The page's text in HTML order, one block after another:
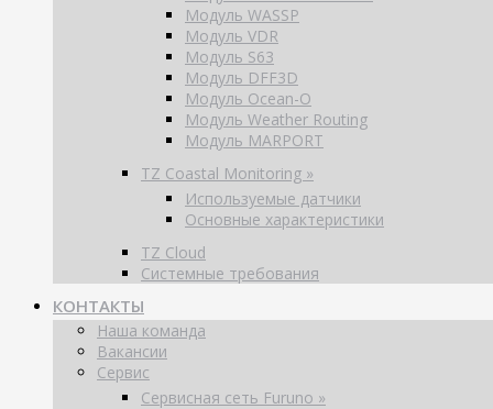
Модуль WASSP
Модуль VDR
Модуль S63
Модуль DFF3D
Модуль Ocean-O
Модуль Weather Routing
Модуль MARPORT
TZ Coastal Monitoring »
Используемые датчики
Основные характеристики
TZ Cloud
Системные требования
КОНТАКТЫ
Наша команда
Вакансии
Сервис
Сервисная сеть Furuno »